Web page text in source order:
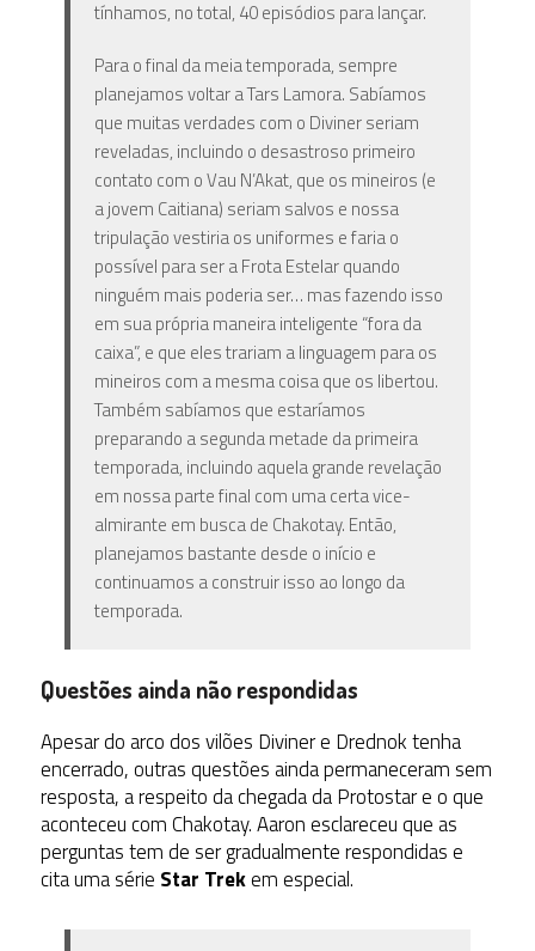
tínhamos, no total, 40 episódios para lançar.
Para o final da meia temporada, sempre
planejamos voltar a Tars Lamora. Sabíamos
que muitas verdades com o Diviner seriam
reveladas, incluindo o desastroso primeiro
contato com o Vau N’Akat, que os mineiros (e
a jovem Caitiana) seriam salvos e nossa
tripulação vestiria os uniformes e faria o
possível para ser a Frota Estelar quando
ninguém mais poderia ser… mas fazendo isso
em sua própria maneira inteligente “fora da
caixa”, e que eles trariam a linguagem para os
mineiros com a mesma coisa que os libertou.
Também sabíamos que estaríamos
preparando a segunda metade da primeira
temporada, incluindo aquela grande revelação
em nossa parte final com uma certa vice-
almirante em busca de Chakotay. Então,
planejamos bastante desde o início e
continuamos a construir isso ao longo da
temporada.
Questões ainda não respondidas
Apesar do arco dos vilões Diviner e Drednok tenha
encerrado, outras questões ainda permaneceram sem
resposta, a respeito da chegada da Protostar e o que
aconteceu com Chakotay. Aaron esclareceu que as
perguntas tem de ser gradualmente respondidas e
cita uma série Star Trekem especial.